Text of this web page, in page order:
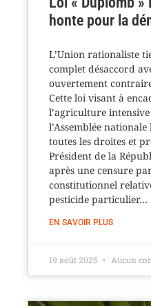
honte pour la
L’Union rationaliste
complet désaccord
ouvertement
Cette loi visant à
l’agriculture intensive
l’Assemblée
toutes les droites et
Président de la
après une censure
constitutionnel
pesticide particulier…
EN SAVOIR PLUS
19 août 2025 Aucun